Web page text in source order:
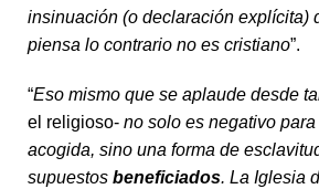
insinuación (o declaración explícita)
piensa lo contrario no es cristiano”.
“Eso mismo que se aplaude desde
el religioso- no solo es negativo
acogida, sino una forma de
supuestos beneficiados. La Iglesia